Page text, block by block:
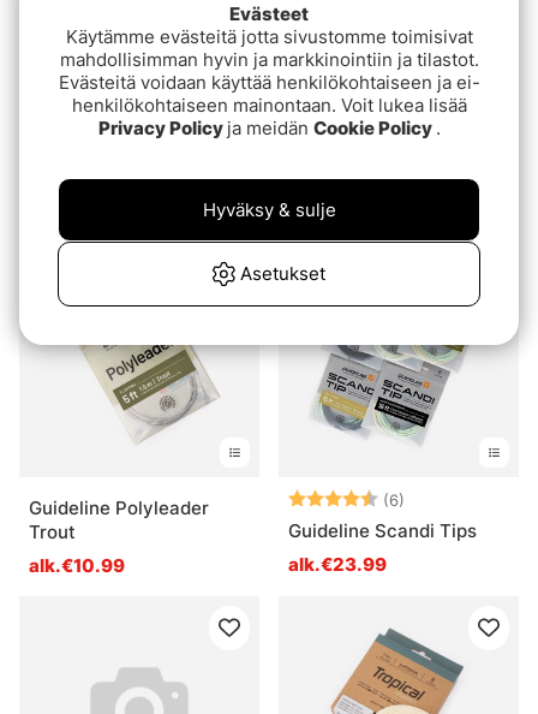
pack
alk.€12.99
Guideline Polyleader
Trout
alk.€10.99
Arvio: (6)
Guideline Scandi Tips
alk.€23.99
Evästeet
Käytämme evästeitä jotta sivustomme toimisivat
mahdollisimman hyvin ja markkinointiin ja tilastot.
Evästeitä voidaan käyttää henkilökohtaiseen ja ei-
henkilökohtaiseen mainontaan. Voit lukea lisää
Privacy Policy ja meidän Cookie Policy .
Asetukset
Hyväksy & sulje